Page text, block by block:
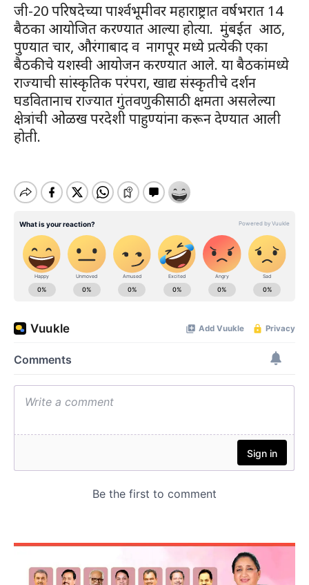
जी-20 परिषदेच्या पार्श्वभूमीवर महाराष्ट्रात वर्षभरात 14
बैठका आयोजित करण्यात आल्या होत्या. मुंबईत आठ,
पुण्यात चार, औरंगाबाद व नागपूर मध्ये प्रत्येकी एका
बैठकीचे यशस्वी आयोजन करण्यात आले. या बैठकांमध्ये
राज्याची सांस्कृतिक परंपरा, खाद्य संस्कृतीचे दर्शन
घडवितानाच राज्यात गुंतवणुकीसाठी क्षमता असलेल्या
क्षेत्रांची ओळख परदेशी पाहुण्यांना करून देण्यात आली
होती.